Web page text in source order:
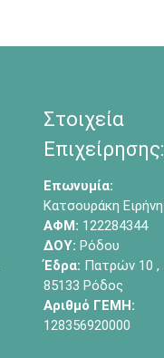
Στοιχεία
Επιχείρησης:
Επωνυμία:
Κατσουράκη Ειρήνη
ΑΦΜ: 122284344
ΔΟΥ: Ρόδου
Έδρα: Πατρών 10 ,
85133 Ρόδος
Αριθμό ΓΕΜΗ:
128356920000